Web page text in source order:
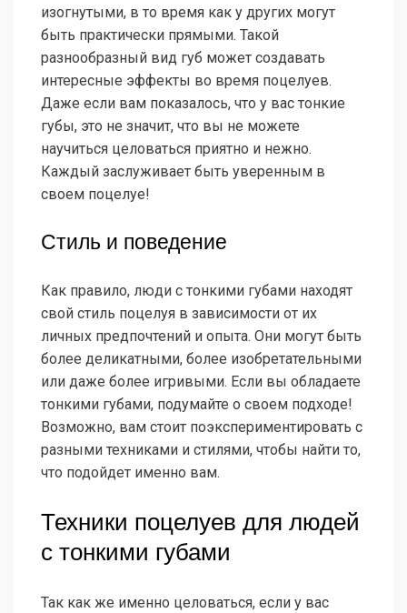
изогнутыми, в то время как у других могут
быть практически прямыми. Такой
разнообразный вид губ может создавать
интересные эффекты во время поцелуев.
Даже если вам показалось, что у вас тонкие
губы, это не значит, что вы не можете
научиться целоваться приятно и нежно.
Каждый заслуживает быть уверенным в
своем поцелуе!
Стиль и поведение
Как правило, люди с тонкими губами находят
свой стиль поцелуя в зависимости от их
личных предпочтений и опыта. Они могут быть
более деликатными, более изобретательными
или даже более игривыми. Если вы обладаете
тонкими губами, подумайте о своем подходе!
Возможно, вам стоит поэкспериментировать с
разными техниками и стилями, чтобы найти то,
что подойдет именно вам.
Техники поцелуев для людей
с тонкими губами
Так как же именно целоваться, если у вас